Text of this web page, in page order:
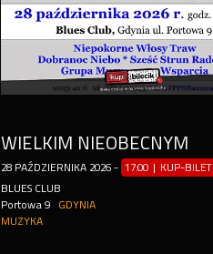
WIELKIM NIEOBECNYM
28 PAŹDZIERNIKA 2026 - 17:00 | KUP-BILET
BLUES CLUB
Portowa 9
GDYNIA
MUZYKA